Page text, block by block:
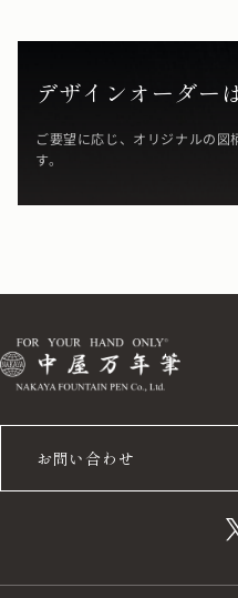
デザインオーダー
ご要望に応じ、オリジナルの
す。
お問い合わせ